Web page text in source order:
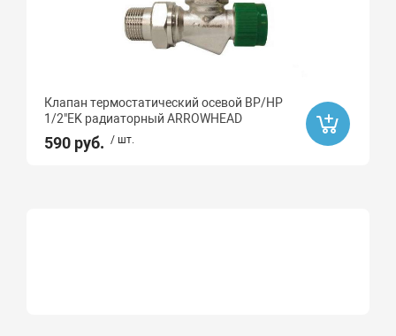
Клапан термостатический осевой ВР/НР
1/2"EK радиаторный ARROWHEAD
590 руб. / шт.